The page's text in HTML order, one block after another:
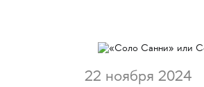
22 ноября 2024